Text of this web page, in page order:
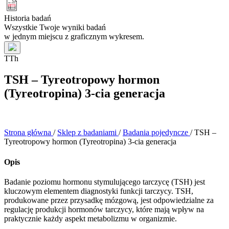
Historia badań
Wszystkie Twoje wyniki badań
w jednym miejscu z graficznym wykresem.
TTh
TSH – Tyreotropowy hormon
(Tyreotropina) 3-cia generacja
Strona główna / Sklep z badaniami / Badania pojedyncze / TSH –
Tyreotropowy hormon (Tyreotropina) 3-cia generacja
Opis
Badanie poziomu hormonu stymulującego tarczycę (TSH) jest
kluczowym elementem diagnostyki funkcji tarczycy. TSH,
produkowane przez przysadkę mózgową, jest odpowiedzialne za
regulację produkcji hormonów tarczycy, które mają wpływ na
praktycznie każdy aspekt metabolizmu w organizmie.